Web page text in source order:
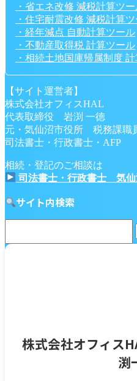
・省エネ改修 減税計算ツ
・住宅耐震改修 減税計算
・経年減点 自動計算ツール
・不動産取得税 計算ツール
・相続土地国庫帰属制度
【サイト運営者】
株式会社オフィスHAL
代表取締役 岩渕 一徳
元・気仙沼市役所 税務課職
司法書士・行政書士・AFP
相続・登記のご相談は
司法書士・行政書士 気仙
サイト内検索
株式会社オフィ
渕